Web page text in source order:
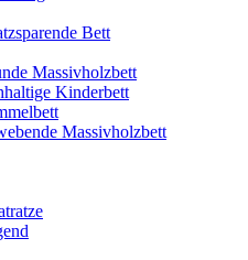
Bett
Massivholzbett
Kinderbett
Massivholzbett